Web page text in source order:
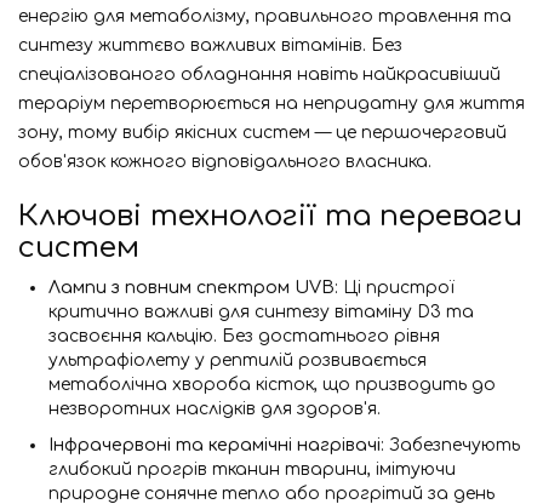
енергію для метаболізму, правильного травлення та
синтезу життєво важливих вітамінів. Без
спеціалізованого обладнання навіть найкрасивіший
тераріум перетворюється на непридатну для життя
зону, тому вибір якісних систем — це першочерговий
обов'язок кожного відповідального власника.
Ключові технології та переваги
систем
Лампи з повним спектром UVB: Ці пристрої
критично важливі для синтезу вітаміну D3 та
засвоєння кальцію. Без достатнього рівня
ультрафіолету у рептилій розвивається
метаболічна хвороба кісток, що призводить до
незворотних наслідків для здоров'я.
Інфрачервоні та керамічні нагрівачі: Забезпечують
глибокий прогрів тканин тварини, імітуючи
природне сонячне тепло або прогрітий за день